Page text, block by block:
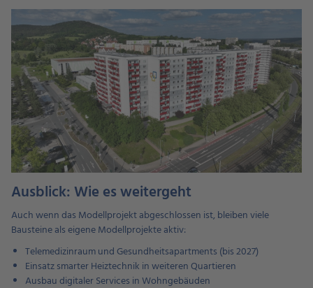
Ausblick: Wie es weitergeht
Auch wenn das Modellprojekt abgeschlossen ist, bleiben viele
Bausteine als eigene Modellprojekte aktiv:
Telemedizinraum und Gesundheitsapartments (bis 2027)
Einsatz smarter Heiztechnik in weiteren Quartieren
Ausbau digitaler Services in Wohngebäuden